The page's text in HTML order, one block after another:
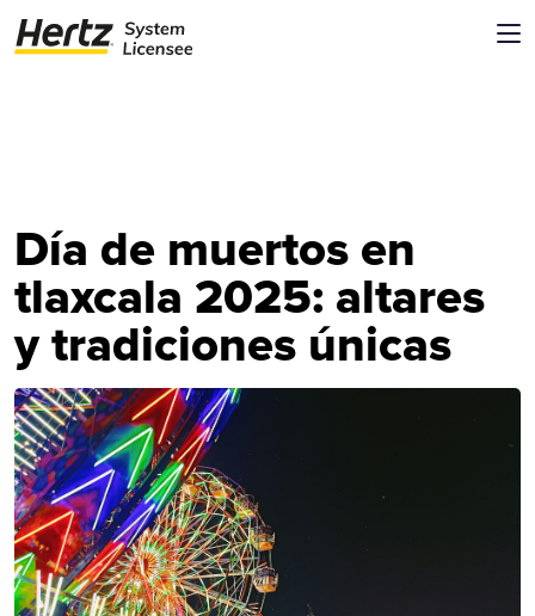
Día de muertos en
tlaxcala 2025: altares
y tradiciones únicas